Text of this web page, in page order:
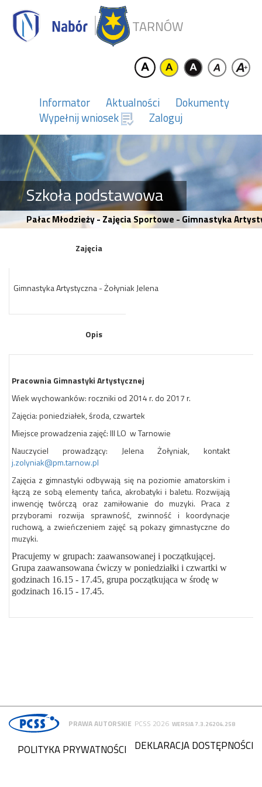
TARNÓW
Informator Aktualności
Dokumenty
Wypełnij wniosek
Zaloguj
Szkoła podstawowa
Pałac Młodzieży - Zajęcia Sportowe - Gimnastyka
Zajęcia
Gimnastyka Artystyczna - Żołyniak Jelena
Opis
Pracownia Gimnastyki Artystycznej
Wiek wychowanków: roczniki od 2014 r. do 2017 r.
Zajęcia: poniedziałek, środa, czwartek
Miejsce prowadzenia zajęć: III LO w Tarnowie
Nauczyciel prowadzący: Jelena Żołyniak, kontakt
j.zolyniak@pm.tarnow.pl
Zajęcia z gimnastyki odbywają się na poziomie amatorskim i
łączą ze sobą elementy tańca, akrobatyki i baletu. Rozwijają
inwencję twórczą oraz zamiłowanie do muzyki. Praca z
przyborami rozwija sprawność, zwinność i koordynacje
ruchową, a zwieńczeniem zajęć są pokazy gimnastyczne do
muzyki.
Pracujemy w grupach: zaawansowanej i początkującej.
Grupa zaawansowana ćwiczy w poniedziałki i czwartki w
godzinach 16.15 - 17.45, grupa początkująca w środę w
godzinach 16.15 - 17.45.
PRAWA AUTORSKIE PCSS 2026 WERSJA 7.3.26204.258
DEKLARACJA DOSTĘPNOŚCI
POLITYKA PRYWATNOŚCI